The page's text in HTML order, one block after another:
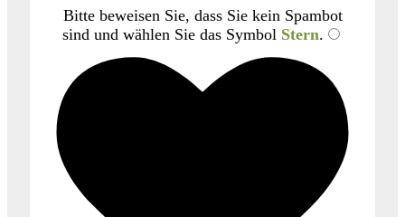
Bitte beweisen Sie, dass Sie kein Spambot
sind und wählen Sie das Symbol Stern.